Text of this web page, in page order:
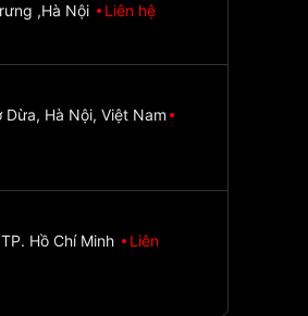
,Hà Nội
Liên hệ
Hà Nội, Việt Nam
Hồ Chí Minh
Liên